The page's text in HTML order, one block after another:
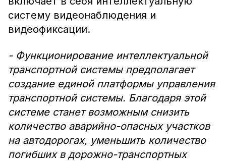
систему видеонаблюдения и
видеофиксации.
- Функционирование интеллектуальной
транспортной системы предполагает
создание единой платформы управления
транспортной системы. Благодаря этой
системе станет возможным снизить
количество аварийно-опасных участков
на автодорогах, уменьшить количество
погибших в дорожно-транспортных